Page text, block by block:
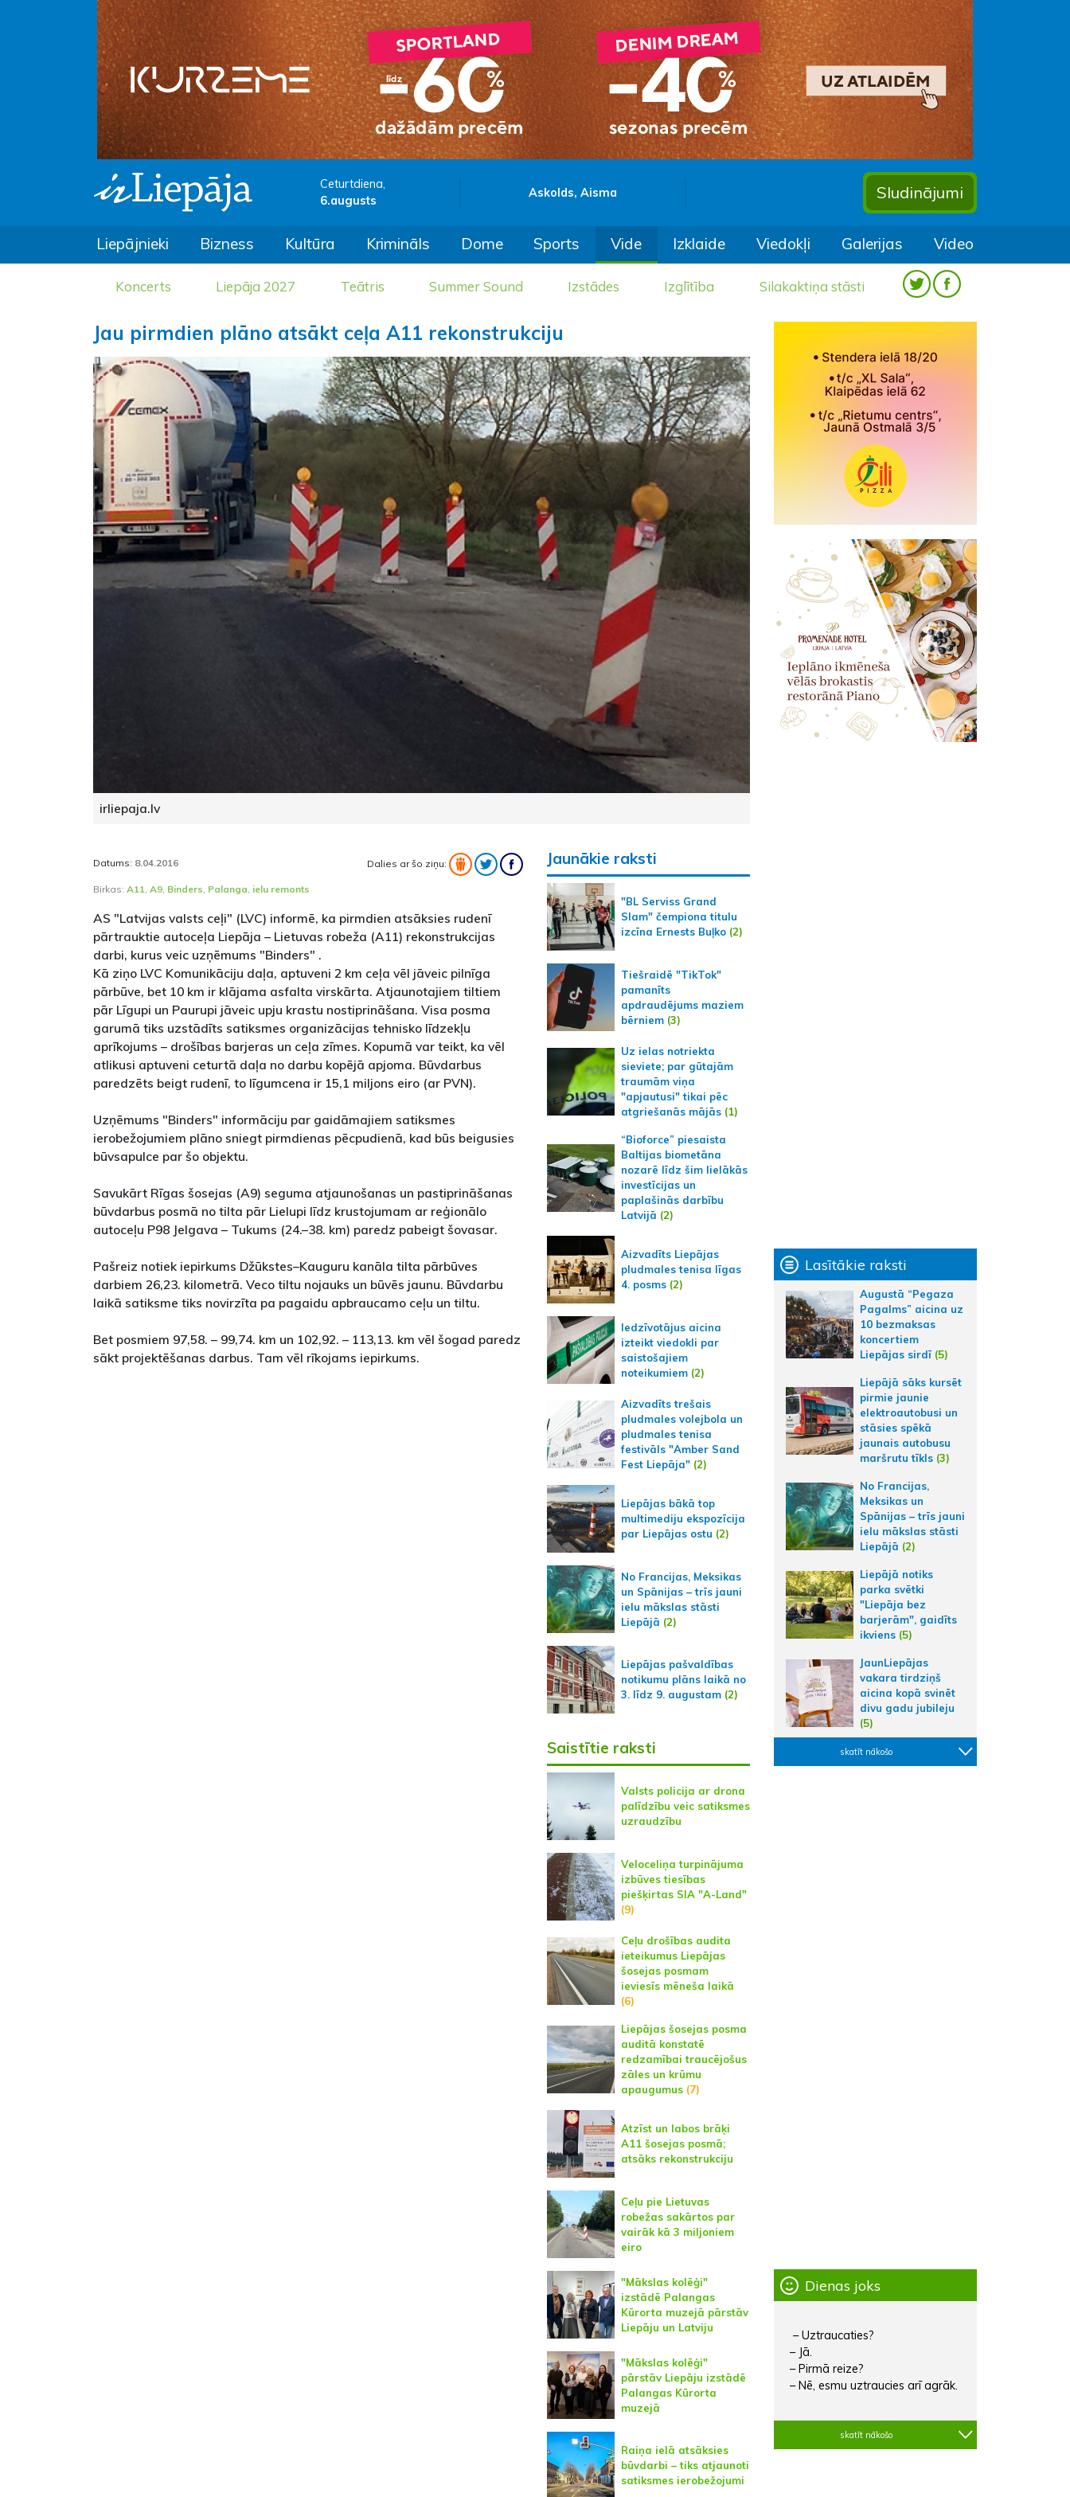
Ceturtdiena,
6.augusts
Askolds, Aisma Sludinājumi
Liepājnieki Bizness Kultūra Krimināls Dome Sports Vide Izklaide Viedokļi Galerijas Video
Koncerts Liepāja 2027 Teātris Summer Sound Izstādes Izglītība Silakaktiņa stāsti
Jau pirmdien plāno atsākt ceļa A11 rekonstrukciju
irliepaja.lv
Datums: 8.04.2016 Dalies ar šo ziņu:
Birkas: A11, A9, Binders, Palanga, ielu remonts
AS "Latvijas valsts ceļi" (LVC) informē, ka pirmdien atsāksies rudenī
pārtrauktie autoceļa Liepāja – Lietuvas robeža (A11) rekonstrukcijas
darbi, kurus veic uzņēmums "Binders" .
Kā ziņo LVC Komunikāciju daļa, aptuveni 2 km ceļa vēl jāveic pilnīga
pārbūve, bet 10 km ir klājama asfalta virskārta. Atjaunotajiem tiltiem
pār Līgupi un Paurupi jāveic upju krastu nostiprināšana. Visa posma
garumā tiks uzstādīts satiksmes organizācijas tehnisko līdzekļu
aprīkojums – drošības barjeras un ceļa zīmes. Kopumā var teikt, ka vēl
atlikusi aptuveni ceturtā daļa no darbu kopējā apjoma. Būvdarbus
paredzēts beigt rudenī, to līgumcena ir 15,1 miljons eiro (ar PVN).
Uzņēmums "Binders" informāciju par gaidāmajiem satiksmes
ierobežojumiem plāno sniegt pirmdienas pēcpudienā, kad būs beigusies
būvsapulce par šo objektu.
Savukārt Rīgas šosejas (A9) seguma atjaunošanas un pastiprināšanas
būvdarbus posmā no tilta pār Lielupi līdz krustojumam ar reģionālo
autoceļu P98 Jelgava – Tukums (24.–38. km) paredz pabeigt šovasar.
Pašreiz notiek iepirkums Džūkstes–Kauguru kanāla tilta pārbūves
darbiem 26,23. kilometrā. Veco tiltu nojauks un būvēs jaunu. Būvdarbu
laikā satiksme tiks novirzīta pa pagaidu apbraucamo ceļu un tiltu.
Bet posmiem 97,58. – 99,74. km un 102,92. – 113,13. km vēl šogad paredz
sākt projektēšanas darbus. Tam vēl rīkojams iepirkums.
Jaunākie raksti
"BL Serviss Grand
Slam" čempiona titulu
izcīna Ernests Buļko(2)
Tiešraidē "TikTok"
pamanīts
apdraudējums maziem
bērniem(3)
Uz ielas notriekta
sieviete; par gūtajām
traumām viņa
"apjautusi" tikai pēc
atgriešanās mājās(1)
“Bioforce” piesaista
Baltijas biometāna
nozarē līdz šim lielākās
investīcijas un
paplašinās darbību
Latvijā (2)
Aizvadīts Liepājas
pludmales tenisa līgas
4. posms(2)
Iedzīvotājus aicina
izteikt viedokli par
saistošajiem
noteikumiem (2)
Aizvadīts trešais
pludmales volejbola un
pludmales tenisa
festivāls "Amber Sand
Fest Liepāja"(2)
Liepājas bākā top
multimediju ekspozīcija
par Liepājas ostu (2)
No Francijas, Meksikas
un Spānijas – trīs jauni
ielu mākslas stāsti
Liepājā (2)
Liepājas pašvaldības
notikumu plāns laikā no
3. līdz 9. augustam(2)
Saistītie raksti
Valsts policija ar drona
palīdzību veic satiksmes
uzraudzību
Veloceliņa turpinājuma
izbūves tiesības
piešķirtas SIA "A-Land"
(9)
Ceļu drošības audita
ieteikumus Liepājas
šosejas posmam
ieviesīs mēneša laikā
(6)
Liepājas šosejas posma
auditā konstatē
redzamībai traucējošus
zāles un krūmu
apaugumus(7)
Atzīst un labos brāķi
A11 šosejas posmā;
atsāks rekonstrukciju
Ceļu pie Lietuvas
robežas sakārtos par
vairāk kā 3 miljoniem
eiro
"Mākslas kolēģi"
izstādē Palangas
Kūrorta muzejā pārstāv
Liepāju un Latviju
"Mākslas kolēģi"
pārstāv Liepāju izstādē
Palangas Kūrorta
muzejā
Raiņa ielā atsāksies
būvdarbi – tiks atjaunoti
satiksmes ierobežojumi
Lasītākie raksti
Augustā “Pegaza
Pagalms” aicina uz
10 bezmaksas
koncertiem
Liepājas sirdī (5)
Liepājā sāks kursēt
pirmie jaunie
elektroautobusi un
stāsies spēkā
jaunais autobusu
maršrutu tīkls (3)
No Francijas,
Meksikas un
Spānijas – trīs jauni
ielu mākslas stāsti
Liepājā (2)
Liepājā notiks
parka svētki
"Liepāja bez
barjerām", gaidīts
ikviens (5)
JaunLiepājas
vakara tirdziņš
aicina kopā svinēt
divu gadu jubileju
(5)
skatīt nākošo
Dienas joks
– Uztraucaties?
– Jā.
– Pirmā reize?
– Nē, esmu uztraucies arī agrāk.
skatīt nākošo